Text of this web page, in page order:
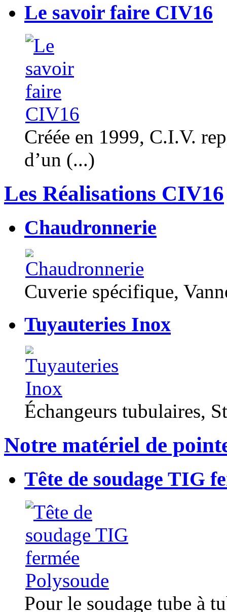
Le savoir faire CIV16
Créée en 1999, C.I.V.
d’un (...)
Les Réalisations CIV16
Chaudronnerie
Cuverie spécifique,
Tuyauteries Inox
Échangeurs tubulaires,
Notre matériel de
Tête de soudage TIG
Pour le soudage tube à